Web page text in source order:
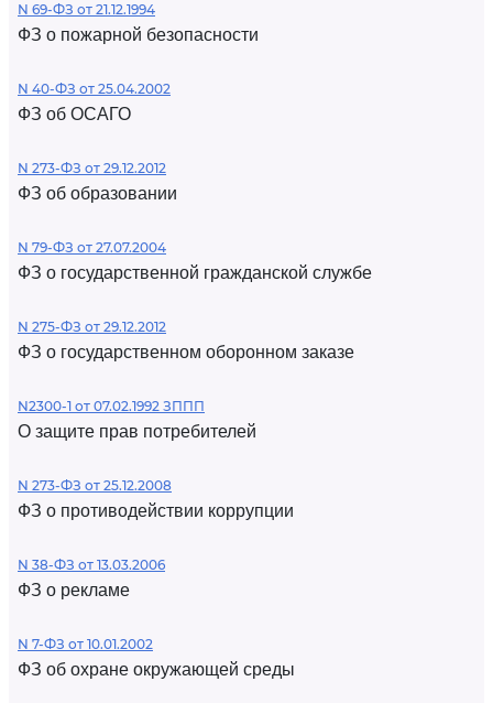
N 69-ФЗ от 21.12.1994
ФЗ о пожарной безопасности
N 40-ФЗ от 25.04.2002
ФЗ об ОСАГО
N 273-ФЗ от 29.12.2012
ФЗ об образовании
N 79-ФЗ от 27.07.2004
ФЗ о государственной гражданской службе
N 275-ФЗ от 29.12.2012
ФЗ о государственном оборонном заказе
N2300-1 от 07.02.1992 ЗППП
О защите прав потребителей
N 273-ФЗ от 25.12.2008
ФЗ о противодействии коррупции
N 38-ФЗ от 13.03.2006
ФЗ о рекламе
N 7-ФЗ от 10.01.2002
ФЗ об охране окружающей среды